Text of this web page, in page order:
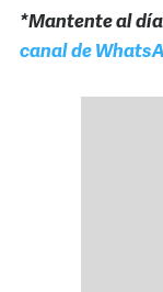
*Mantente al
canal de